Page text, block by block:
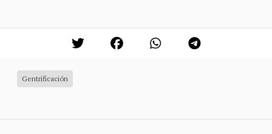
Gentrificación